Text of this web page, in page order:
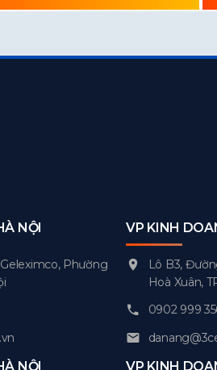
NỘI
Phường
NỘI
VP KINH
Lô B3,
Hoà Xuân,
0902 999
VP KINH